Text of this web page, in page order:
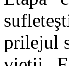
prilejul